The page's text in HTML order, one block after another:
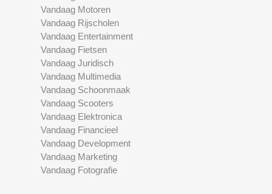
Vandaag Motoren
Vandaag Rijscholen
Vandaag Entertainment
Vandaag Fietsen
Vandaag Juridisch
Vandaag Multimedia
Vandaag Schoonmaak
Vandaag Scooters
Vandaag Elektronica
Vandaag Financieel
Vandaag Development
Vandaag Marketing
Vandaag Fotografie